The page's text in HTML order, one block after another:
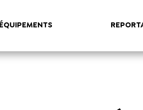
ÉQUIPEMENTS